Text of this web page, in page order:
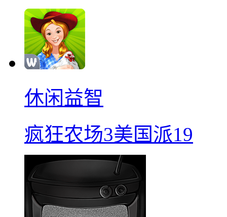
休闲益智
疯狂农场3美国派19